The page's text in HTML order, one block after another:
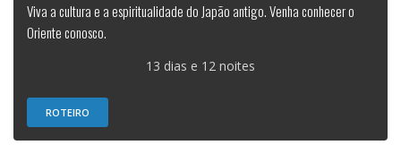
Viva a cultura e a espiritualidade do Japão antigo. Venha conhecer o
Oriente conosco.
13 dias e 12 noites
ROTEIRO